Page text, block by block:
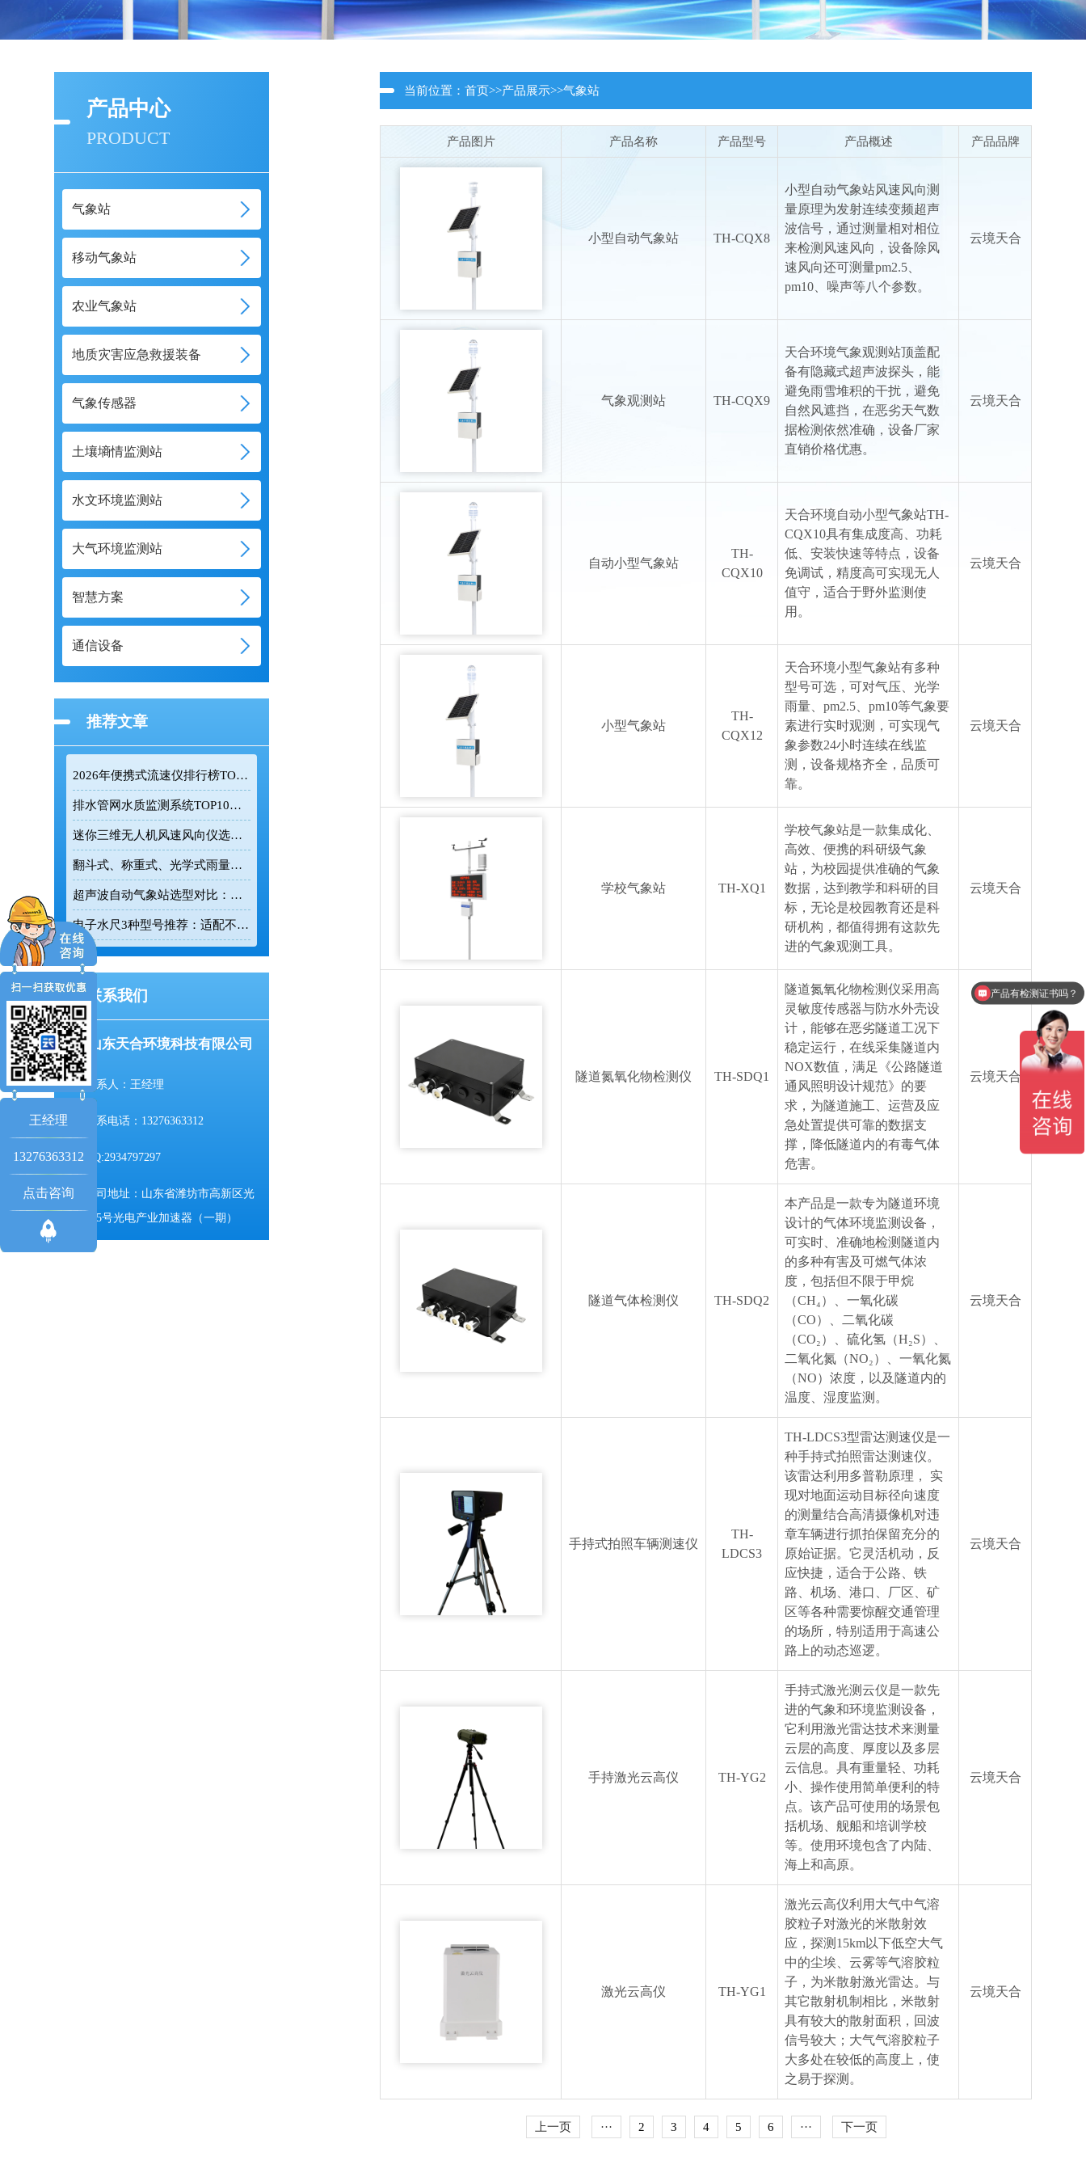
产品中心
PRODUCT
气象站
移动气象站
农业气象站
地质灾害应急救援装备
气象传感器
土壤墒情监测站
水文环境监测站
大气环境监测站
智慧方案
通信设备
推荐文章
2026年便携式流速仪排行榜TOP10：采购前必看的实力榜单
排水管网水质监测系统TOP10推荐榜单
迷你三维无人机风速风向仪选型：云境天合TH-F1H助力空中风场监测
翻斗式、称重式、光学式雨量计精度大横评：哪种雨量计测量最准？
超声波自动气象站选型对比：云境天合 TH-CQX6 与天蔚 TW-CQX5 推荐
电子水尺3种型号推荐：适配不同水深监测场景
联系我们
山东天合环境科技有限公司
联系人：王经理
联系电话：13276363312
QQ:2934797297
公司地址：山东省潍坊市高新区光
电路155号光电产业加速器（一期）
当前位置：首页>>产品展示>>气象站
产品图片 产品名称 产品型号 产品概述 产品品牌
小型自动气象站 TH-CQX8
小型自动气象站风速风向测
量原理为发射连续变频超声
波信号，通过测量相对相位
来检测风速风向，设备除风
速风向还可测量pm2.5、
pm10、噪声等八个参数。
云境天合
气象观测站 TH-CQX9
天合环境气象观测站顶盖配
备有隐藏式超声波探头，能
避免雨雪堆积的干扰，避免
自然风遮挡，在恶劣天气数
据检测依然准确，设备厂家
直销价格优惠。
云境天合
自动小型气象站
TH-
CQX10
天合环境自动小型气象站TH-
CQX10具有集成度高、功耗
低、安装快速等特点，设备
免调试，精度高可实现无人
值守，适合于野外监测使
用。
云境天合
小型气象站
TH-
CQX12
天合环境小型气象站有多种
型号可选，可对气压、光学
雨量、pm2.5、pm10等气象要
素进行实时观测，可实现气
象参数24小时连续在线监
测，设备规格齐全，品质可
靠。
云境天合
学校气象站 TH-XQ1
学校气象站是一款集成化、
高效、便携的科研级气象
站，为校园提供准确的气象
数据，达到教学和科研的目
标，无论是校园教育还是科
研机构，都值得拥有这款先
进的气象观测工具。
云境天合
隧道氮氧化物检测仪 TH-SDQ1
隧道氮氧化物检测仪采用高
灵敏度传感器与防水外壳设
计，能够在恶劣隧道工况下
稳定运行，在线采集隧道内
NOX数值，满足《公路隧道
通风照明设计规范》的要
求，为隧道施工、运营及应
急处置提供可靠的数据支
撑，降低隧道内的有毒气体
危害。
云境天合
隧道气体检测仪 TH-SDQ2
本产品是一款专为隧道环境
设计的气体环境监测设备，
可实时、准确地检测隧道内
的多种有害及可燃气体浓
度，包括但不限于甲烷
（CH₄）、一氧化碳
（CO）、二氧化碳
（CO₂）、硫化氢（H₂S）、
二氧化氮（NO₂）、一氧化氮
（NO）浓度，以及隧道内的
温度、湿度监测。
云境天合
手持式拍照车辆测速仪
TH-
LDCS3
​TH-LDCS3型雷达测速仪是一
种手持式拍照雷达测速仪。
该雷达利用多普勒原理， 实
现对地面运动目标径向速度
的测量结合高清摄像机对违
章车辆进行抓拍保留充分的
原始证据。它灵活机动，反
应快捷，适合于公路、铁
路、机场、港口、厂区、矿
区等各种需要惊醒交通管理
的场所，特别适用于高速公
路上的动态巡逻。
云境天合
手持激光云高仪 TH-YG2
手持式激光测云仪是一款先
进的气象和环境监测设备，
它利用激光雷达技术来测量
云层的高度、厚度以及多层
云信息。具有重量轻、功耗
小、操作使用简单便利的特
点。该产品可使用的场景包
括机场、舰船和培训学校
等。使用环境包含了内陆、
海上和高原。
云境天合
激光云高仪 TH-YG1
激光云高仪利用大气中气溶
胶粒子对激光的米散射效
应，探测15km以下低空大气
中的尘埃、云雾等气溶胶粒
子，为米散射激光雷达。与
其它散射机制相比，米散射
具有较大的散射面积，回波
信号较大；大气气溶胶粒子
大多处在较低的高度上，使
之易于探测。
云境天合
上一页 ··· 2 3 4 5 6 ··· 下一页
王经理
13276363312
点击咨询
产品有检测证书吗？